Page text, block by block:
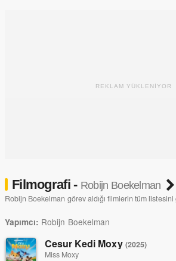
REKLAM YÜKLENİYOR
Filmografi - Robijn Boekelman
Robijn Boekelman görev aldığı filmlerin tüm
Yapımcı: Robijn Boekelman
Cesur Kedi Moxy (2025)
Miss Moxy